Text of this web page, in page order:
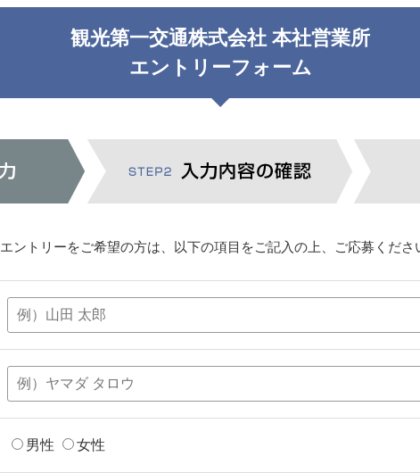
観光第一交通株式会社 本社営業所
エントリーフォーム
エントリーをご希望の方は、以下の項目をご記入の上、ご応募くださ
男性 女性